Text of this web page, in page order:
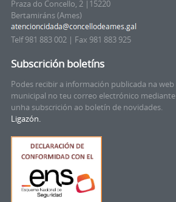
Praza do Concello, 2 |15220
Bertamiráns (Ames)
Telf 981 883 002 | Fax 981 883 925
Subscrición boletíns
Podes recibir a información publicada na web
municipal no teu correo electrónico mediante
unha subscrición ao boletín de novidades.
Ligazón.